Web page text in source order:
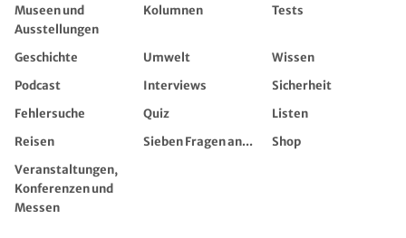
Museen und
Ausstellungen
Kolumnen Tests
Geschichte Umwelt
Wissen
Podcast
Interviews
Sicherheit
Fehlersuche
Quiz
Listen
Reisen
Sieben Fragen an...
Shop
Veranstaltungen,
Konferenzen und
Messen